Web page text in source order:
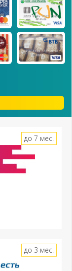
до 7 мес.
до 3 мес.